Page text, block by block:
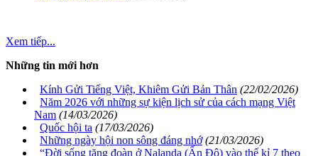
Xem tiếp...
Những tin mới hơn
Kính Gửi Tiếng Việt, Khiêm Gửi Bản Thân (22/02/2026)
Năm 2026 với những sự kiện lịch sử của cách mạng Việt
Nam (14/03/2026)
Quốc hội ta (17/03/2026)
Những ngày hội non sông đáng nhớ (21/03/2026)
“Đời sống tăng đoàn ở Nalanda (Ấn Độ) vào thế kỉ 7 theo